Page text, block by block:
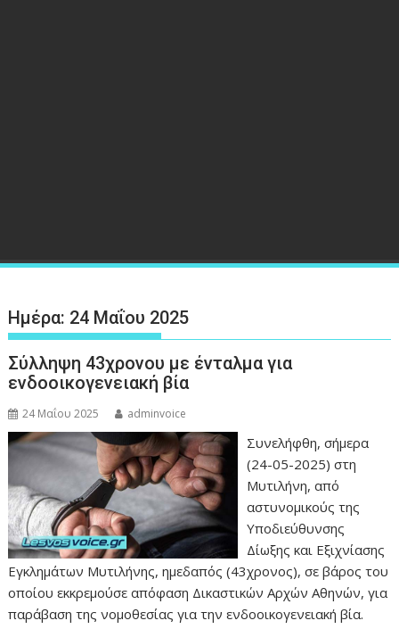
Ημέρα: 24 Μαΐου 2025
Σύλληψη 43χρονου με ένταλμα για
ενδοοικογενειακή βία
24 Μαΐου 2025 adminvoice
Συνελήφθη, σήμερα
(24-05-2025) στη
Μυτιλήνη, από
αστυνομικούς της
Υποδιεύθυνσης
Δίωξης και Εξιχνίασης
Εγκλημάτων Μυτιλήνης, ημεδαπός (43χρονος), σε βάρος του
οποίου εκκρεμούσε απόφαση Δικαστικών Αρχών Αθηνών, για
παράβαση της νομοθεσίας για την ενδοοικογενειακή βία.